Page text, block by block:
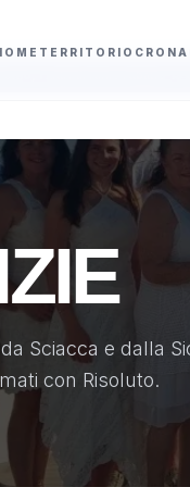
TERRITORIO
di cavi elettrici
Sciacca e dalla
con Risoluto.